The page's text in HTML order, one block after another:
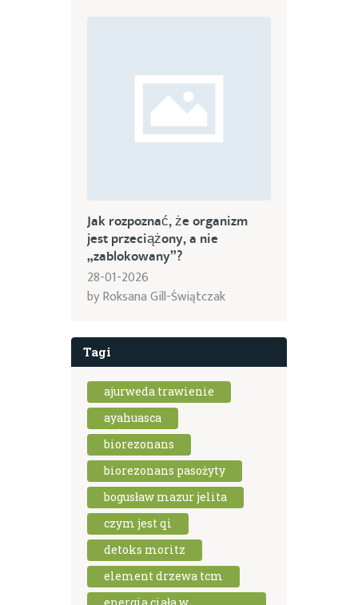
Jak rozpoznać, że organizm
jest przeciążony, a nie
„zablokowany”?
28-01-2026
byRoksana Gill-Świątczak
Tagi
ajurweda trawienie
ayahuasca
biorezonans
biorezonans pasożyty
bogusław mazur jelita
czym jest qi
detoks moritz
element drzewa tcm
energia ciała w